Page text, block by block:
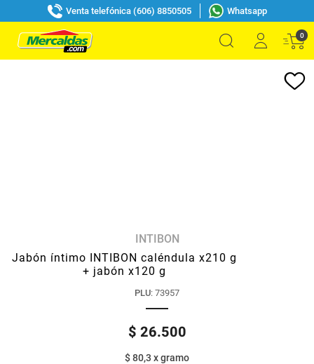
Venta telefónica (606) 8850505 Whatsapp
0
INTIBON
Jabón íntimo INTIBON caléndula x210 g
+ jabón x120 g
PLU: 73957
$ 26.500
$ 80,3 xgramo